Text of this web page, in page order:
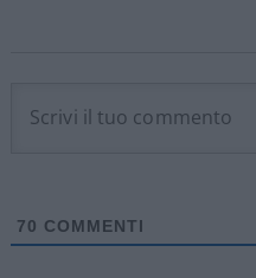
70 COMMENTI